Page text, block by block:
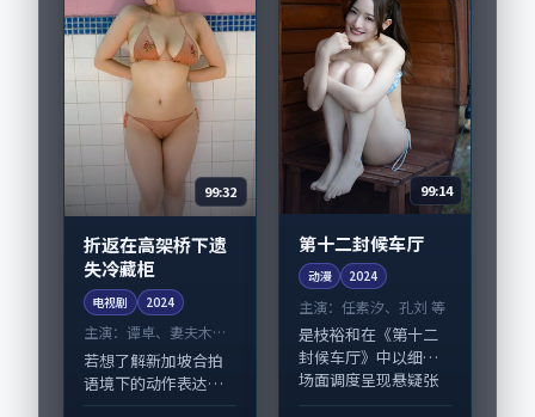
99:32
折返在高架桥下遗
失冷藏柜
电视剧 2024
主演： 谭卓、妻夫木聪
等
若想了解新加坡合拍
语境下的动作表达，
99:14
第十二封候车厅
动漫 2024
主演：任素汐、孔刘 等
是枝裕和在《第十二
封候车厅》中以细腻
场面调度呈现悬疑张